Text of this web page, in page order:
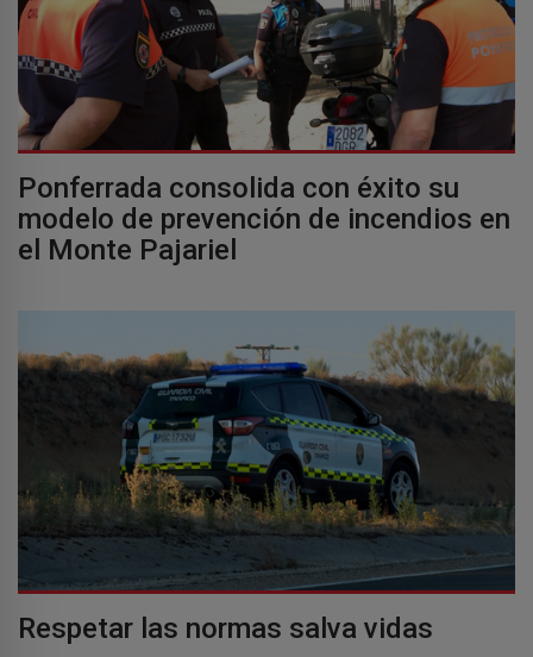
Ponferrada consolida con éxito su
modelo de prevención de incendios en
el Monte Pajariel
Respetar las normas salva vidas